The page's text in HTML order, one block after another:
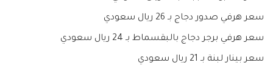
سعر هرفي صدور دجاج بـ 26 ريال سعودي
سعر هرفي برجر دجاج بالبقسماط بـ 24 ريال سعودي
سعر بينار لبنة بـ 21 ريال سعودي